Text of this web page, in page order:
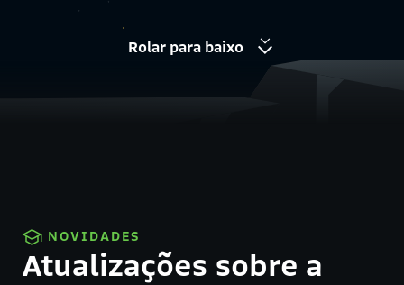
Rolar para baixo
NOVIDADES
Atualizações sobre a